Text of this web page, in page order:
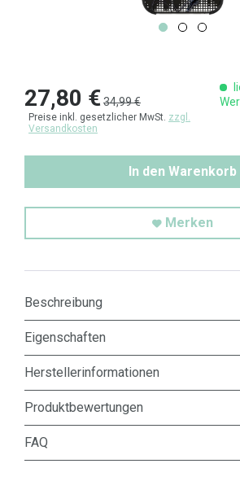
27,80 €34,99 €
Preise inkl. gesetzlicher MwSt. zzgl.
Versandkosten
In den Warenkorb
Merken
Beschreibung
Eigenschaften
Herstellerinformationen
Produktbewertungen
FAQ